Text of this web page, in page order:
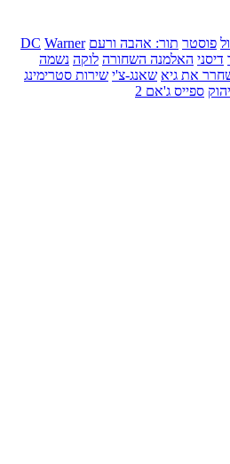
פוסטר תור: אהבה ורעם DC Warner
דיסני האלמנה השחורה לוקה נשמה
את גיא שאנג-צ'י שירות סטרימינג
ספייס ג'אם 2